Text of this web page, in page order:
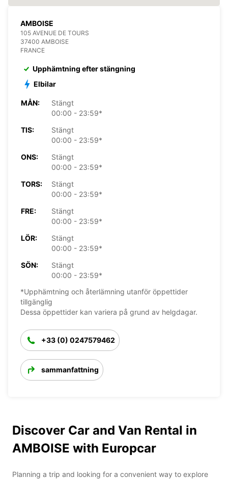
AMBOISE
105 AVENUE DE TOURS
37400 AMBOISE
FRANCE
Upphämtning efter stängning
Elbilar
MÅN:
Stängt
00:00 - 23:59*
TIS:
Stängt
00:00 - 23:59*
ONS:
Stängt
00:00 - 23:59*
TORS:
Stängt
00:00 - 23:59*
FRE:
Stängt
00:00 - 23:59*
LÖR:
Stängt
00:00 - 23:59*
SÖN:
Stängt
00:00 - 23:59*
*Upphämtning och återlämning utanför öppettider
tillgänglig
Dessa öppettider kan variera på grund av helgdagar.
+33 (0) 0247579462
sammanfattning
Discover Car and Van Rental in
AMBOISE with Europcar
Planning a trip and looking for a convenient way to explore